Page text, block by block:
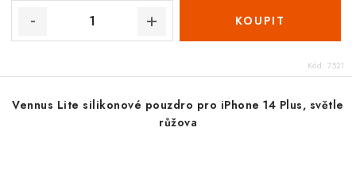
Kód: 7521
Vennus Lite silikonové pouzdro pro iPhone 14 Plus, světle
růžova